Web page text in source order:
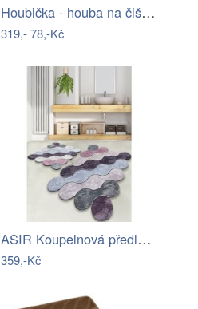
Houbička - houba na čištění a mytí…
319,-78,-Kč
ASIR Koupelnová předložka CIRCLE…
359,-Kč